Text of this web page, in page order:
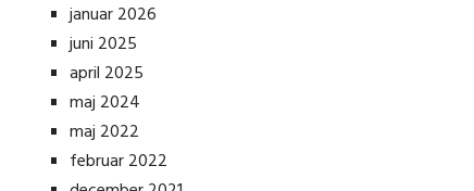
januar 2026
juni 2025
april 2025
maj 2024
maj 2022
februar 2022